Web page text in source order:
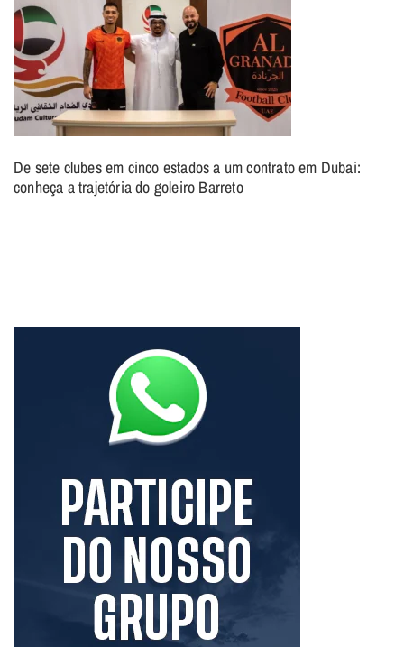
De sete clubes em cinco estados a um contrato em Dubai:
conheça a trajetória do goleiro Barreto